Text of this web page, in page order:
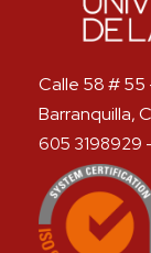
Calle 58 # 55
Barranquilla,
605 3198929